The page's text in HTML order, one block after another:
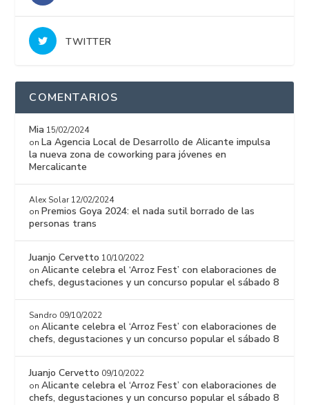
TWITTER
COMENTARIOS
Mia 15/02/2024
on La Agencia Local de Desarrollo de Alicante impulsa
la nueva zona de coworking para jóvenes en
Mercalicante
Alex Solar 12/02/2024
on Premios Goya 2024: el nada sutil borrado de las
personas trans
Juanjo Cervetto 10/10/2022
onAlicante celebra el ‘Arroz Fest’ con elaboraciones de
chefs, degustaciones y un concurso popular el sábado 8
Sandro 09/10/2022
onAlicante celebra el ‘Arroz Fest’ con elaboraciones de
chefs, degustaciones y un concurso popular el sábado 8
Juanjo Cervetto 09/10/2022
onAlicante celebra el ‘Arroz Fest’ con elaboraciones de
chefs, degustaciones y un concurso popular el sábado 8